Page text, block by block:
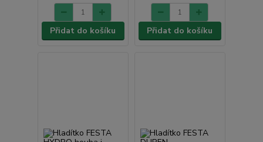
Přidat do košíku Přidat do košíku